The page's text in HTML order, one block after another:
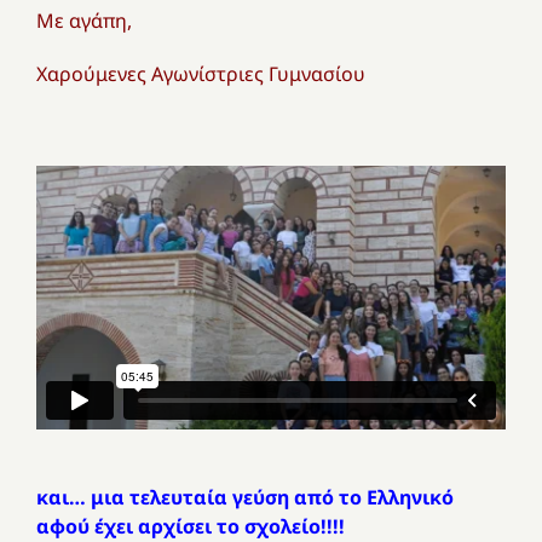
Με αγάπη,
Χαρούμενες Αγωνίστριες Γυμνασίου
και… μια τελευταία γεύση από το Ελληνικό
αφού έχει αρχίσει το σχολείο!!!!